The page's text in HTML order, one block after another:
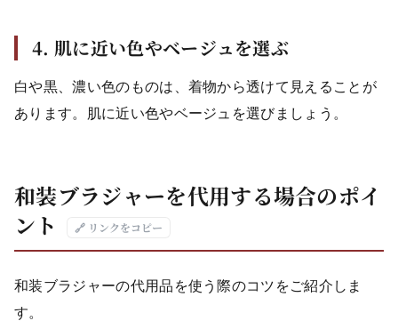
4. 肌に近い色やベージュを選ぶ
白や黒、濃い色のものは、着物から透けて見えることが
あります。肌に近い色やベージュを選びましょう。
和装ブラジャーを代用する場合のポイ
ント
🔗 リンクをコピー
和装ブラジャーの代用品を使う際のコツをご紹介しま
す。